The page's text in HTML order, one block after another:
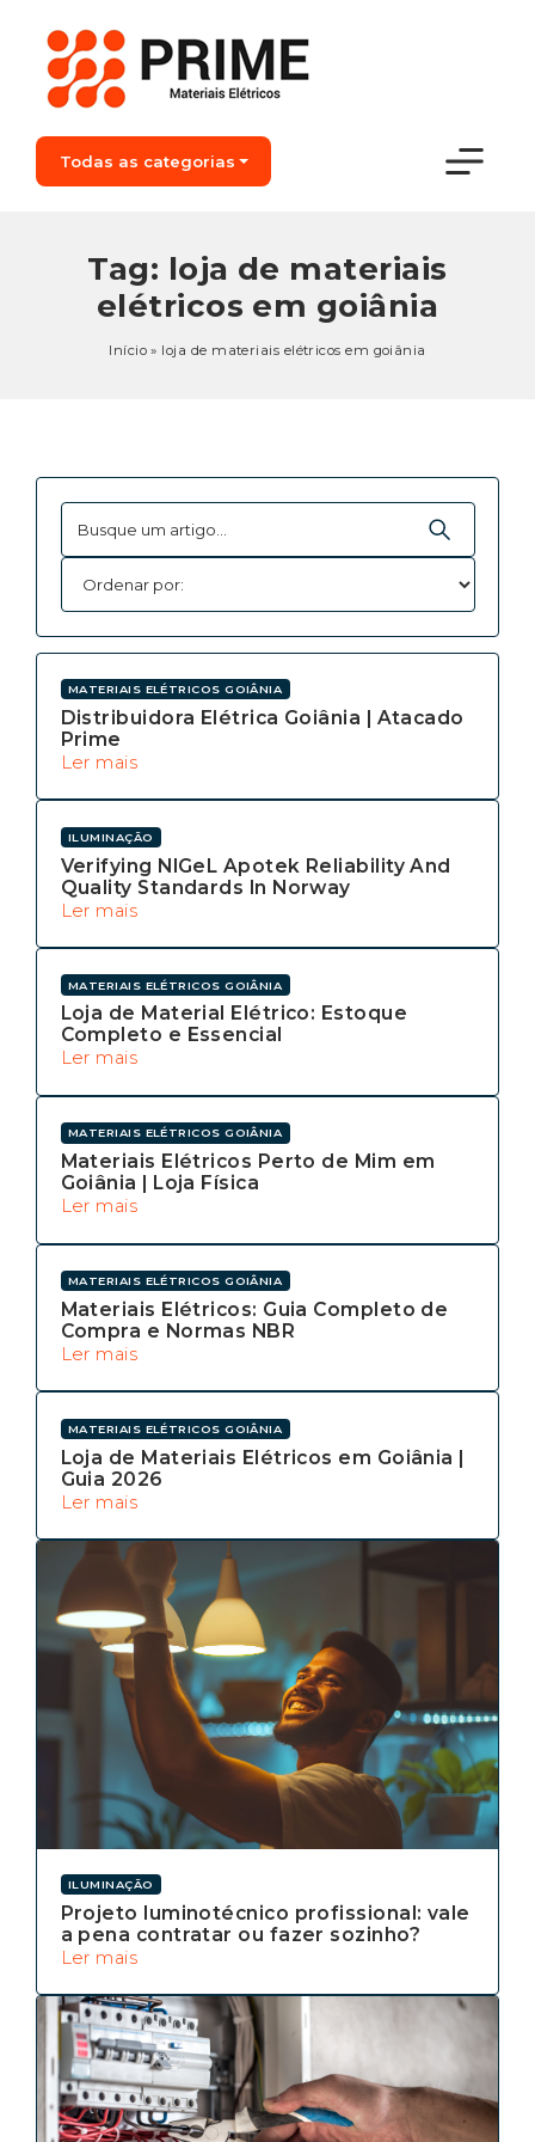
Todas as categorias
Tag: loja de materiais
elétricos em goiânia
Início » loja de materiais elétricos em goiânia
MATERIAIS ELÉTRICOS GOIÂNIA
Distribuidora Elétrica Goiânia | Atacado
Prime
Ler mais
ILUMINAÇÃO
Verifying NIGeL Apotek Reliability And
Quality Standards In Norway
Ler mais
MATERIAIS ELÉTRICOS GOIÂNIA
Loja de Material Elétrico: Estoque
Completo e Essencial
Ler mais
MATERIAIS ELÉTRICOS GOIÂNIA
Materiais Elétricos Perto de Mim em
Goiânia | Loja Física
Ler mais
MATERIAIS ELÉTRICOS GOIÂNIA
Materiais Elétricos: Guia Completo de
Compra e Normas NBR
Ler mais
MATERIAIS ELÉTRICOS GOIÂNIA
Loja de Materiais Elétricos em Goiânia |
Guia 2026
Ler mais
ILUMINAÇÃO
Projeto luminotécnico profissional: vale
a pena contratar ou fazer sozinho?
Ler mais